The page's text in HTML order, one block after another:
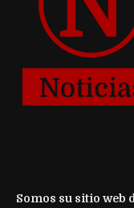
Somos su sitio web